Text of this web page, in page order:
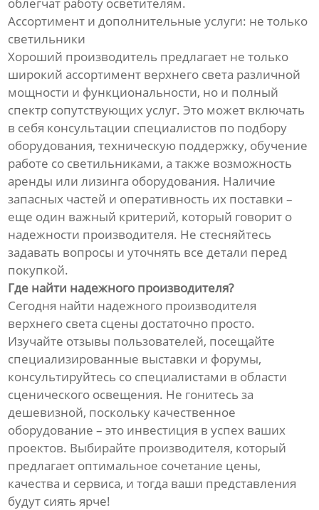
Ассортимент и дополнительные услуги: не только
светильники
Хороший производитель предлагает не только
широкий ассортимент верхнего света различной
мощности и функциональности, но и полный
спектр сопутствующих услуг. Это может включать
в себя консультации специалистов по подбору
оборудования, техническую поддержку, обучение
работе со светильниками, а также возможность
аренды или лизинга оборудования. Наличие
запасных частей и оперативность их поставки –
еще один важный критерий, который говорит о
надежности производителя. Не стесняйтесь
задавать вопросы и уточнять все детали перед
покупкой.
Где найти надежного производителя?
Сегодня найти надежного производителя
верхнего света сцены достаточно просто.
Изучайте отзывы пользователей, посещайте
специализированные выставки и форумы,
консультируйтесь со специалистами в области
сценического освещения. Не гонитесь за
дешевизной, поскольку качественное
оборудование – это инвестиция в успех ваших
проектов. Выбирайте производителя, который
предлагает оптимальное сочетание цены,
качества и сервиса, и тогда ваши представления
будут сиять ярче!